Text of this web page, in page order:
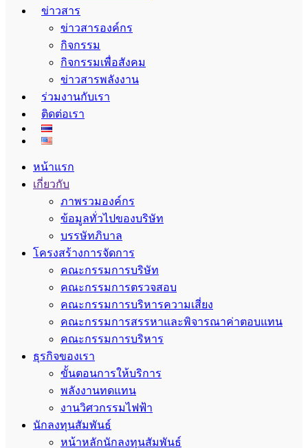
ข่าวสาร
ข่าวสารองค์กร
กิจกรรม
กิจกรรมเพื่อสังคม
ข่าวสารพลังงาน
ร่วมงานกับเรา
ติดต่อเรา
หน้าแรก
เกี่ยวกับ
ภาพรวมองค์กร
ข้อมูลทั่วไปของบริษัท
บรรษัทภิบาล
โครงสร้างการจัดการ
คณะกรรมการบริษัท
คณะกรรมการตรวจสอบ
คณะกรรมการบริหารความเสี่ยง
คณะกรรมการสรรหาและพิจารณาค่าตอบแทน
คณะกรรมการบริหาร
ธุรกิจของเรา
ขั้นตอนการให้บริการ
พลังงานทดแทน
งานวิศวกรรมไฟฟ้า
นักลงทุนสัมพันธ์
หน้าหลักนักลงทุนสัมพันธ์